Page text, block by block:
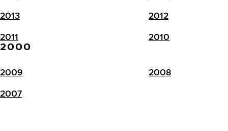
2013 2012
2011 2010
2000
2009 2008
2007